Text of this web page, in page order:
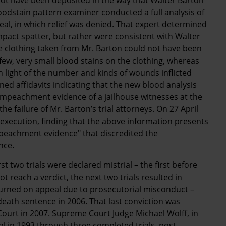
pattern examiner conducted a full analysis of
in which relief was denied. That expert determined
spatter, but rather were consistent with Walter
taken from Mr. Barton could not have been
very small blood stains on the clothing, whereas
light of the number and kinds of wounds inflicted
affidavits indicating that the new blood analysis
evidence of a jailhouse witnesses at the
failure of Mr. Barton’s trial attorneys. On 27 April
finding that the above information presents
evidence" that discredited the
two trials were declared mistrial – the first before
reach a verdict, the next two trials resulted in
on appeal due to prosecutorial misconduct –
sentence in 2006. That last conviction was
in 2007. Supreme Court Judge Michael Wolff, in